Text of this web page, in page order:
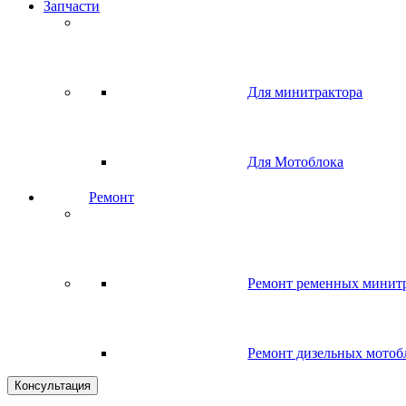
Запчасти
Для минитрактора
Для Мотоблока
Ремонт
Ремонт ременных
Ремонт дизельных
Консультация